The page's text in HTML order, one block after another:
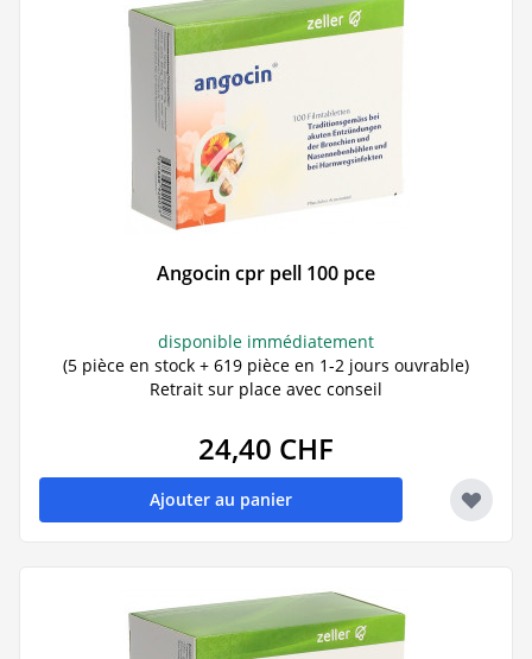
Angocin cpr pell 100 pce
disponible immédiatement
(5 pièce en stock + 619 pièce en 1-2 jours ouvrable)
Retrait sur place avec conseil
24,40 CHF
Ajouter au panier